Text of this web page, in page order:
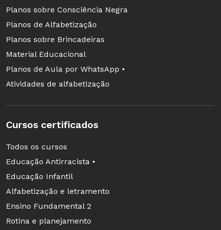
Planos sobre Consciência Negra
Planos de Alfabetização
Planos sobre Brincadeiras
Material Educacional
Planos de Aula por WhatsApp •
Atividades de alfabetização
Cursos certificados
Todos os cursos
Educação Antirracista •
Educação Infantil
Alfabetização e letramento
Ensino Fundamental 2
Rotina e planejamento